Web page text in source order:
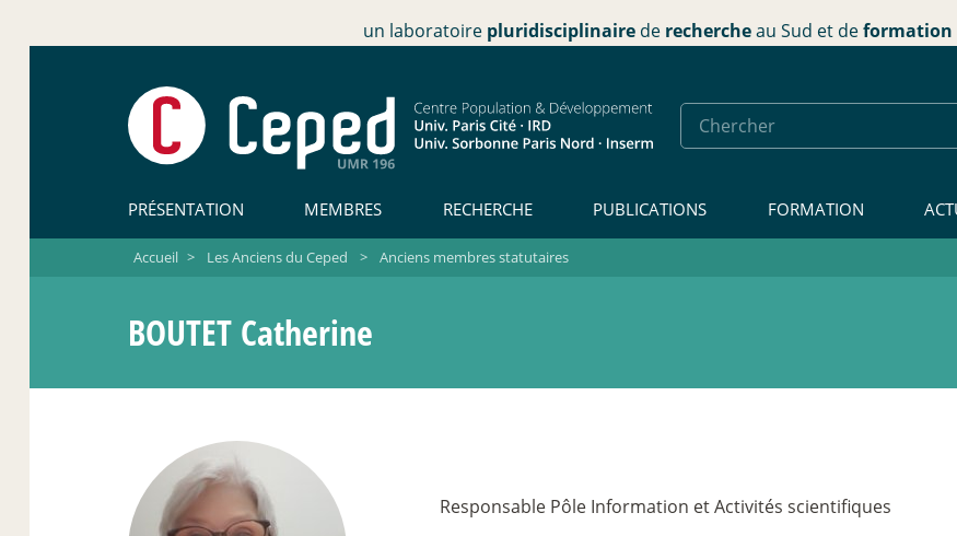
un laboratoire pluridisciplinaire de rechercheau Sud et deformation
PRÉSENTATION MEMBRES RECHERCHE PUBLICATIONS FORMATION
Accueil > Les Anciens du Ceped > Anciens membres statutaires
BOUTET Catherine
Responsable Pôle Information et Activités scientifiques